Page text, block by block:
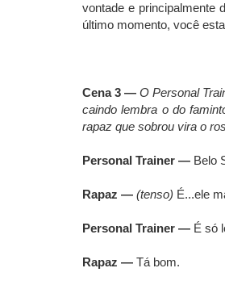
vontade e principalmente
último momento, você
Cena 3 — O Personal
caindo lembra o do
rapaz que sobrou vira o
Personal Trainer — Belo
Rapaz — (tenso) É...ele
Personal Trainer — É só
Rapaz — Tá bom.